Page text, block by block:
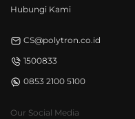
Hubungi Kami
CS@polytron.co.id
1500833
0853 2100 5100
Our Social Media